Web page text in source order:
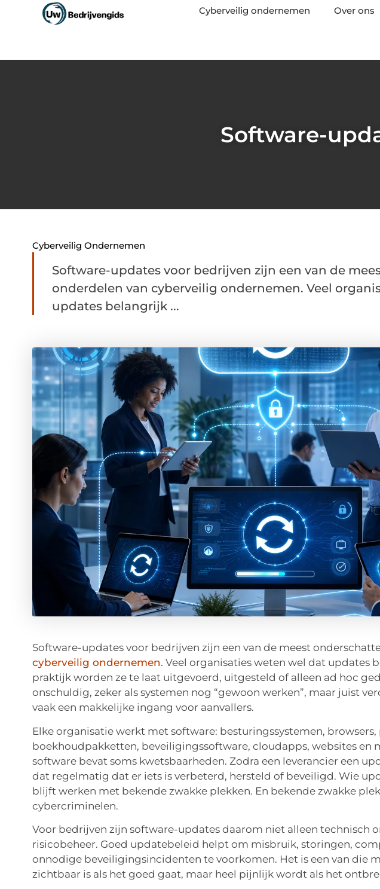
Cyberveilig ondernemen Over ons
Software-
Cyberveilig Ondernemen
Software-updates voor bedrijven zijn een van de
onderdelen van cyberveilig ondernemen. Veel
updates belangrijk ...
Software-updates voor bedrijven zijn een van de meest
cyberveilig ondernemen. Veel organisaties weten wel dat updates
praktijk worden ze te laat uitgevoerd, uitgesteld of alleen ad hoc
onschuldig, zeker als systemen nog “gewoon werken”, maar juist
vaak een makkelijke ingang voor aanvallers.
Elke organisatie werkt met software: besturingssystemen,
boekhoudpakketten, beveiligingssoftware, cloudapps, websites en
software bevat soms kwetsbaarheden. Zodra een leverancier een
dat regelmatig dat er iets is verbeterd, hersteld of beveiligd. Wie
blijft werken met bekende zwakke plekken. En bekende zwakke
cybercriminelen.
Voor bedrijven zijn software-updates daarom niet alleen technisch
risicobeheer. Goed updatebeleid helpt om misbruik, storingen,
onnodige beveiligingsincidenten te voorkomen. Het is een van die
zichtbaar is als het goed gaat, maar heel pijnlijk wordt als het